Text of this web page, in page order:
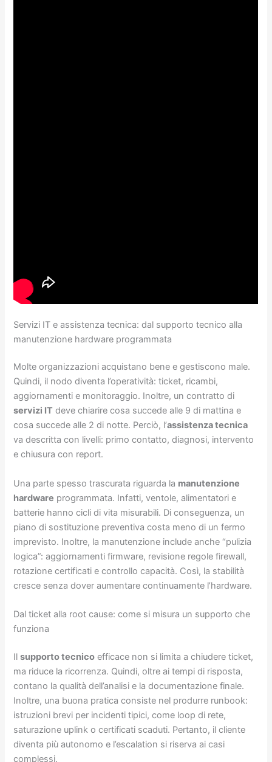
Servizi IT e assistenza tecnica: dal supporto tecnico alla
manutenzione hardware programmata
Molte organizzazioni acquistano bene e gestiscono male.
Quindi, il nodo diventa l’operatività: ticket, ricambi,
aggiornamenti e monitoraggio. Inoltre, un contratto di
servizi IT deve chiarire cosa succede alle 9 di mattina e
cosa succede alle 2 di notte. Perciò, l’assistenza tecnica
va descritta con livelli: primo contatto, diagnosi, intervento
e chiusura con report.
Una parte spesso trascurata riguarda la manutenzione
hardware programmata. Infatti, ventole, alimentatori e
batterie hanno cicli di vita misurabili. Di conseguenza, un
piano di sostituzione preventiva costa meno di un fermo
imprevisto. Inoltre, la manutenzione include anche “pulizia
logica”: aggiornamenti firmware, revisione regole firewall,
rotazione certificati e controllo capacità. Così, la stabilità
cresce senza dover aumentare continuamente l’hardware.
Dal ticket alla root cause: come si misura un supporto che
funziona
Ilsupporto tecnico efficace non si limita a chiudere ticket,
ma riduce la ricorrenza. Quindi, oltre ai tempi di risposta,
contano la qualità dell’analisi e la documentazione finale.
Inoltre, una buona pratica consiste nel produrre runbook:
istruzioni brevi per incidenti tipici, come loop di rete,
saturazione uplink o certificati scaduti. Pertanto, il cliente
diventa più autonomo e l’escalation si riserva ai casi
complessi.